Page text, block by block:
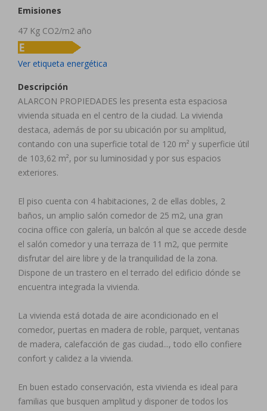
Emisiones
47 Kg CO2/m2 año
Ver etiqueta energética
47
Descripción
ALARCON PROPIEDADES les presenta esta espaciosa
vivienda situada en el centro de la ciudad. La vivienda
destaca, además de por su ubicación por su amplitud,
contando con una superficie total de 120 m² y superficie útil
de 103,62 m², por su luminosidad y por sus espacios
exteriores.
El piso cuenta con 4 habitaciones, 2 de ellas dobles, 2
baños, un amplio salón comedor de 25 m2, una gran
cocina office con galería, un balcón al que se accede desde
el salón comedor y una terraza de 11 m2, que permite
disfrutar del aire libre y de la tranquilidad de la zona.
Dispone de un trastero en el terrado del edificio dónde se
encuentra integrada la vivienda.
La vivienda está dotada de aire acondicionado en el
comedor, puertas en madera de roble, parquet, ventanas
de madera, calefacción de gas ciudad..., todo ello confiere
confort y calidez a la vivienda.
En buen estado conservación, esta vivienda es ideal para
familias que busquen amplitud y disponer de todos los